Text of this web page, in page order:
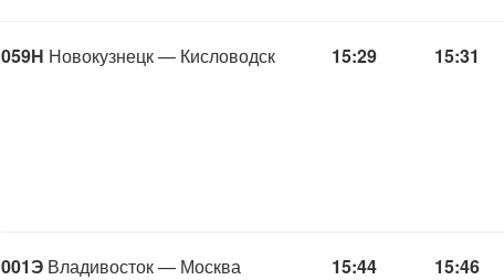
059Н Новокузнецк — Кисловодск 15:29 15:31
001Э Владивосток — Москва 15:44 15:46